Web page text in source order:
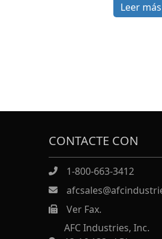
Leer más
CONTACTE CON
1-800-663-3412
https://Ver Fax.
AFC Industries, Inc.